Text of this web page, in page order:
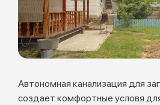
Автономная канализация для
создает комфортные условя